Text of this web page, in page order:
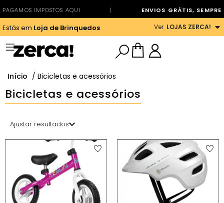
PAGAMOS IMPOSTOS AQUI | ENVIOS GRÁTIS, SEMPRE
Estás em Loja de Brinquedos Ver LOJAS ZERCA!
Início / Bicicletas e acessórios
Bicicletas e acessórios
Ajustar resultados